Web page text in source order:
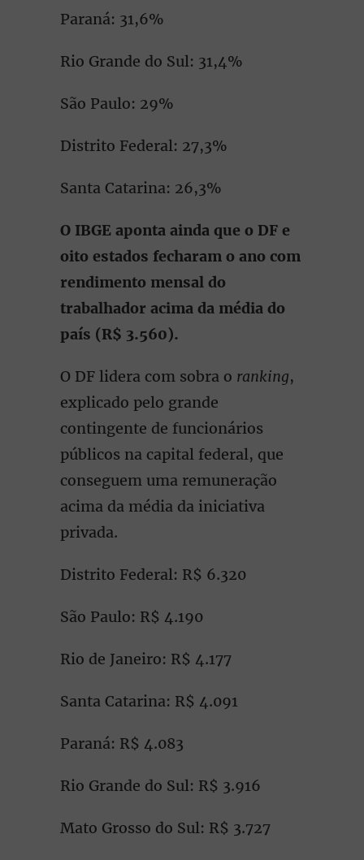
Paraná: 31,6%
Rio Grande do Sul: 31,4%
São Paulo: 29%
Distrito Federal: 27,3%
Santa Catarina: 26,3%
O IBGE aponta ainda que o DF e
oito estados fecharam o ano com
rendimento mensal do
trabalhador acima da média do
país (R$ 3.560).
O DF lidera com sobra o ranking,
explicado pelo grande
contingente de funcionários
públicos na capital federal, que
conseguem uma remuneração
acima da média da iniciativa
privada.
Distrito Federal: R$ 6.320
São Paulo: R$ 4.190
Rio de Janeiro: R$ 4.177
Santa Catarina: R$ 4.091
Paraná: R$ 4.083
Rio Grande do Sul: R$ 3.916
Mato Grosso do Sul: R$ 3.727